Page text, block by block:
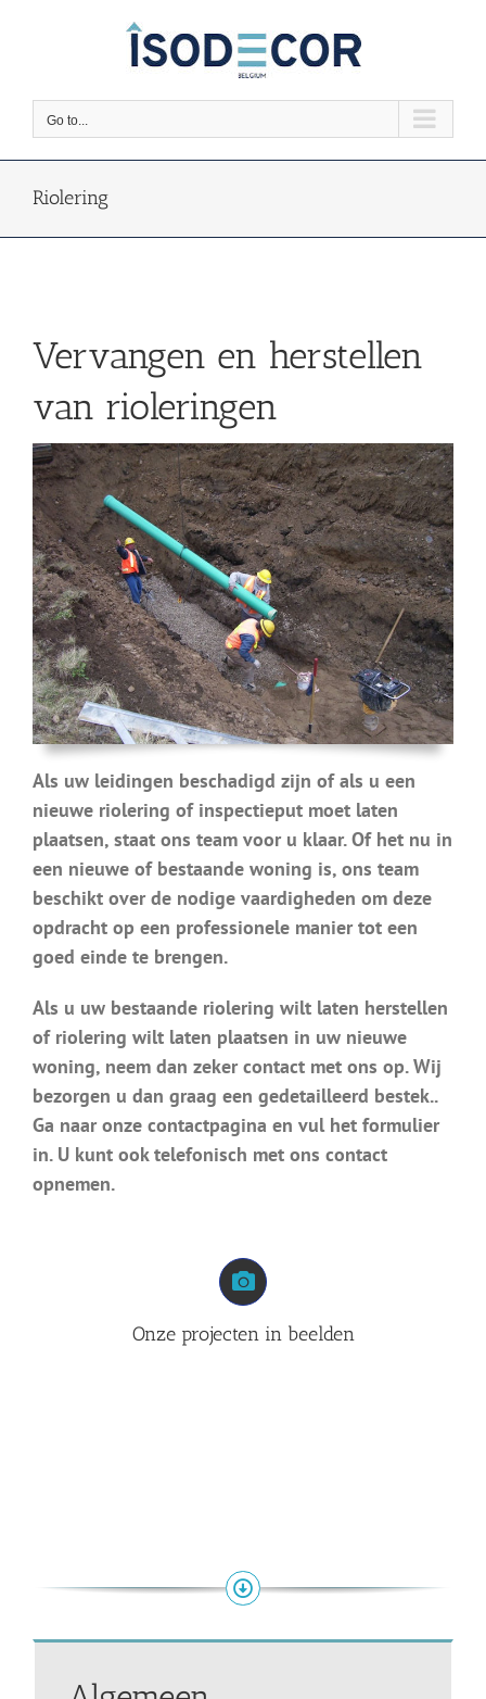
Go to...
Riolering
Vervangen en herstellen
van rioleringen
Als uw leidingen beschadigd zijn of als u een
nieuwe riolering of inspectieput moet laten
plaatsen, staat ons team voor u klaar. Of het nu in
een nieuwe of bestaande woning is, ons team
beschikt over de nodige vaardigheden om deze
opdracht op een professionele manier tot een
goed einde te brengen.
Als u uw bestaande riolering wilt laten herstellen
of riolering wilt laten plaatsen in uw nieuwe
woning, neem dan zeker contact met ons op. Wij
bezorgen u dan graag een gedetailleerd bestek..
Ga naar onze contactpagina en vul het formulier
in. U kunt ook telefonisch met ons contact
opnemen.
Onze projecten in beelden